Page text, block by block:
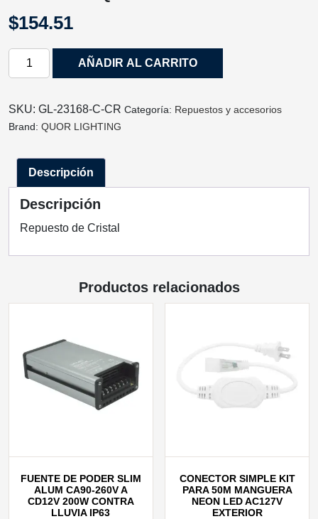
$154.51
REPUESTOS
VENUS
GL-
C-
QUOR
LIGHTING
cantidad
AÑADIR AL CARRITO
SKU: GL-23168-C-CR Categoría: Repuestos y accesorios
Brand: QUOR LIGHTING
Descripción
Descripción
Repuesto de Cristal
Productos relacionados
FUENTE DE PODER SLIM
ALUM CA90‐260V A
CD12V 200W CONTRA
LLUVIA IP63
CONECTOR SIMPLE KIT
PARA 50M MANGUERA
NEON LED AC127V
EXTERIOR